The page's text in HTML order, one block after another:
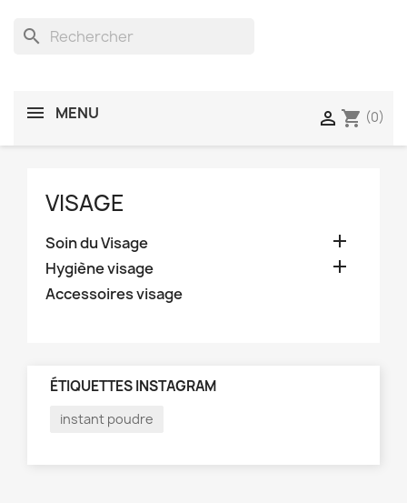
search
MENU  shopping_cart (0)
VISAGE
Soin du Visage 
Hygiène visage 
Accessoires visage
ÉTIQUETTES INSTAGRAM
instant poudre